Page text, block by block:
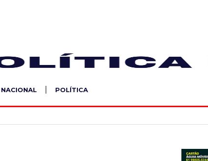
NACIONAL POLÍTICA